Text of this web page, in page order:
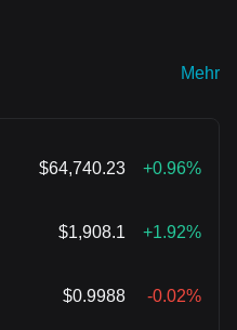
Mehr
$64,740.23 +0.96%
$1,908.1 +1.92%
$0.9988 -0.02%